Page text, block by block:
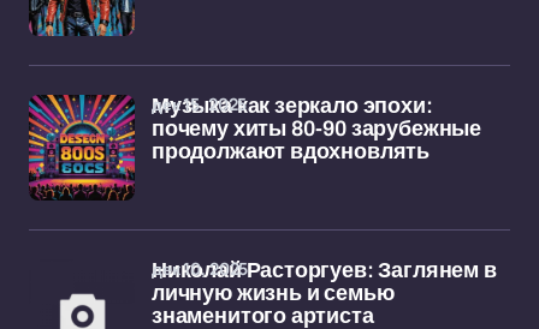
Музыка как зеркало эпохи:
почему хиты 80-90 зарубежные
продолжают вдохновлять
дек 15, 2025
Николай Расторгуев: Заглянем в
личную жизнь и семью
знаменитого артиста
дек 10, 2025